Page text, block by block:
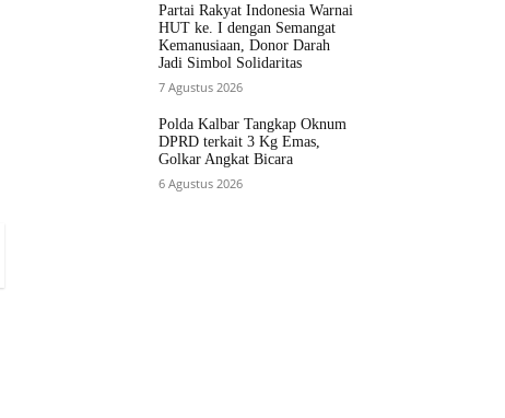
Partai Rakyat Indonesia Warnai
HUT ke. I dengan Semangat
Kemanusiaan, Donor Darah
Jadi Simbol Solidaritas
7 Agustus 2026
Polda Kalbar Tangkap Oknum
DPRD terkait 3 Kg Emas,
Golkar Angkat Bicara
6 Agustus 2026